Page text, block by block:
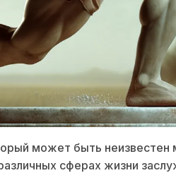
может быть неизвестен
сферах жизни